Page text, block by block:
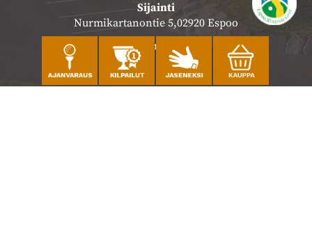
Sijainti
Nurmikartanontie 5,02920 Espoo
Katso sijainti kartalla